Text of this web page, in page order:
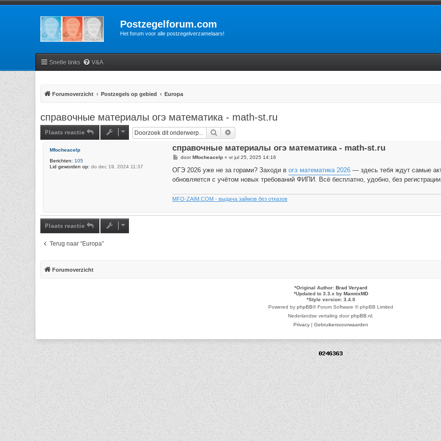
Postzegelforum.com
Het forum voor alle postzegelverzamelaars!
Snelle links V&A
Forumoverzicht Postzegels op gebied Europa
справочные материалы огэ математика - math-st.ru
Plaats reactie Zoek
Mfocheacelp
Berichten: 105
Lid geworden op: do dec 19, 2024 11:37
справочные материалы огэ математика - math-st.ru
B
r
c
doorMfocheacelp» vr jul 25, 2025 14:16
ОГЭ 2026 уже не за горами? Заходи в огэ математика 2026— здесь тебя ждут самые
обновляется с учётом новых требований ФИПИ. Всё бесплатно, удобно, без
MFO-ZAIM.COM - выдача займов без отказов
Plaats reactie
Terug naar “Europa”
Forumoverzicht
*Original Author: Brad Veryard
*Updated to 3.3.x by MannixMD
*Style version: 3.4.0
Powered by phpBB® Forum Software © phpBB Limited
Nederlandse vertaling doorphpBB.nl
Privacy | Gebruikersvoorwaarden